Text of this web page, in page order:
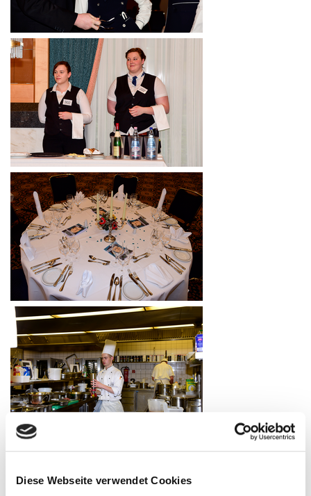
Diese Webseite verwendet Cookies